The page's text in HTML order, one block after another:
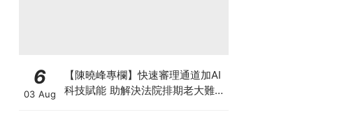
6
03 Aug
【陳曉峰專欄】快速審理通道加AI
科技賦能 助解決法院排期老大難問